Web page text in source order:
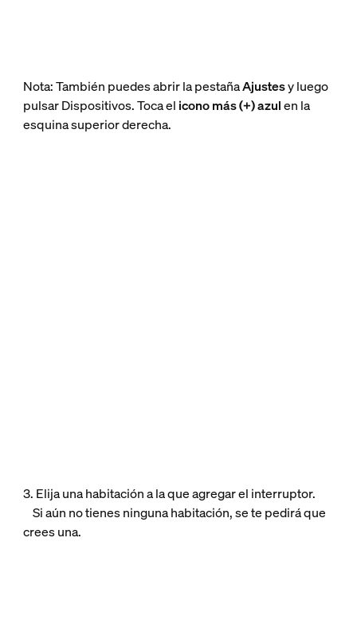
Nota: También puedes abrir la pestañaAjustesy luego
pulsar Dispositivos. Toca el icono más (+) azulen la
esquina superior derecha.
3. Elija una habitación a la que agregar el interruptor.
Si aún no tienes ninguna habitación, se te pedirá que
crees una.